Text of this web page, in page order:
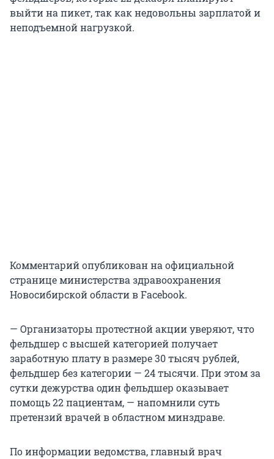
выйти на пикет, так как недовольны зарплатой и
неподъемной нагрузкой.
Комментарий опубликован на официальной
странице министерства здравоохранения
Новосибирской области в Facebook.
— Организаторы протестной акции уверяют, что
фельдшер с высшей категорией получает
заработную плату в размере 30 тысяч рублей,
фельдшер без категории — 24 тысячи. При этом за
сутки дежурства один фельдшер оказывает
помощь 22 пациентам, — напомнили суть
претензий врачей в областном минздраве.
По информации ведомства, главный врач